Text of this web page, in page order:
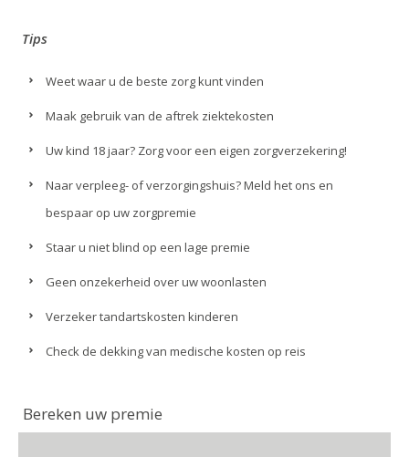
Tips
Weet waar u de beste zorg kunt vinden
Maak gebruik van de aftrek ziektekosten
Uw kind 18 jaar? Zorg voor een eigen zorgverzekering!
Naar verpleeg- of verzorgingshuis? Meld het ons en
bespaar op uw zorgpremie
Staar u niet blind op een lage premie
Geen onzekerheid over uw woonlasten
Verzeker tandartskosten kinderen
Check de dekking van medische kosten op reis
Bereken uw premie